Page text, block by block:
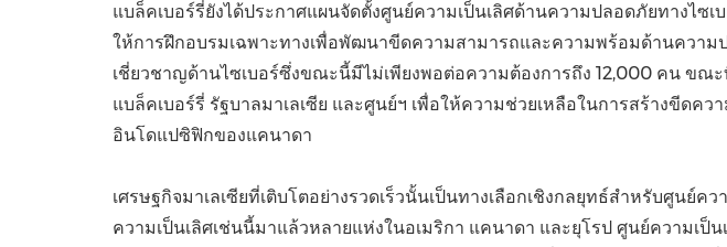
แบล็คเบอร์รี่ยังได้ประกาศแผนจัดตั้งศูนย์ความเป็นเลิศด้านความปลอดภัยทางไซเ
ให้การฝึกอบรมเฉพาะทางเพื่อพัฒนาขีดความสามารถและความพร้อมด้านความป
เชี่ยวชาญด้านไซเบอร์ซึ่งขณะนี้มีไม่เพียงพอต่อความต้องการถึง 12,000 คน ขณะ
แบล็คเบอร์รี่ รัฐบาลมาเลเซีย และศูนย์ฯ เพื่อให้ความช่วยเหลือในการสร้างขีดค
อินโดแปซิฟิกของแคนาดา
เศรษฐกิจมาเลเซียที่เติบโตอย่างรวดเร็วนั้นเป็นทางเลือกเชิงกลยุทธ์สำหรับศูนย์
ความเป็นเลิศเช่นนี้มาแล้วหลายแห่งในอเมริกา แคนาดา และยุโรป ศูนย์ความเ